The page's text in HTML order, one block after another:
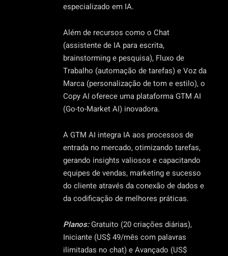
especializado em IA.
Além de recursos como o Chat
(assistente de IA para escrita,
brainstorming e pesquisa), Fluxo de
Trabalho (automação de tarefas) e Voz da
Marca (personalização de tom e estilo), o
Copy AI oferece uma plataforma GTM AI
(Go-to-Market AI) inovadora.
A GTM AI integra IA aos processos de
entrada no mercado, otimizando tarefas,
gerando insights valiosos e capacitando
equipes de vendas, marketing e sucesso
do cliente através da conexão de dados e
da codificação de melhores práticas.
Planos:Gratuito (20 criações diárias),
Iniciante (US$ 49/mês com palavras
ilimitadas no chat) e Avançado (US$